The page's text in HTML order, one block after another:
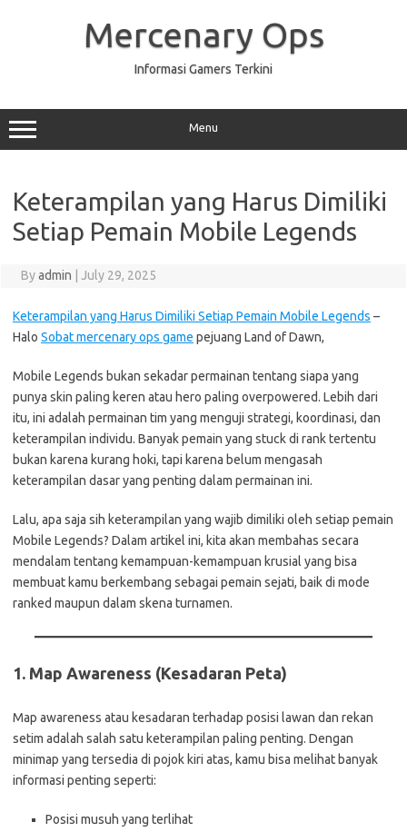
Mercenary Ops
Informasi Gamers Terkini
Menu
Keterampilan yang Harus Dimiliki
Setiap Pemain Mobile Legends
Byadmin July 29, 2025
Keterampilan yang Harus Dimiliki Setiap Pemain Mobile Legends –
Halo Sobat mercenary ops game pejuang Land of Dawn,
Mobile Legends bukan sekadar permainan tentang siapa yang
punya skin paling keren atau hero paling overpowered. Lebih dari
itu, ini adalah permainan tim yang menguji strategi, koordinasi, dan
keterampilan individu. Banyak pemain yang stuck di rank tertentu
bukan karena kurang hoki, tapi karena belum mengasah
keterampilan dasar yang penting dalam permainan ini.
Lalu, apa saja sih keterampilan yang wajib dimiliki oleh setiap pemain
Mobile Legends? Dalam artikel ini, kita akan membahas secara
mendalam tentang kemampuan-kemampuan krusial yang bisa
membuat kamu berkembang sebagai pemain sejati, baik di mode
ranked maupun dalam skena turnamen.
1. Map Awareness (Kesadaran Peta)
Map awareness atau kesadaran terhadap posisi lawan dan rekan
setim adalah salah satu keterampilan paling penting. Dengan
minimap yang tersedia di pojok kiri atas, kamu bisa melihat banyak
informasi penting seperti:
Posisi musuh yang terlihat